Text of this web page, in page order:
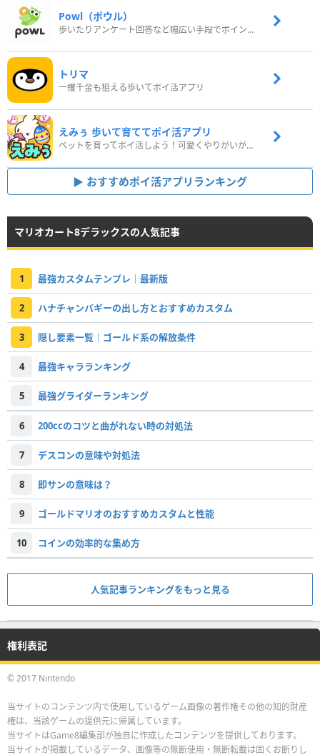
Powl（ポウル）
歩いたりアンケート回答など幅広い手段でポイントをゲット
トリマ
一攫千金も狙える歩いてポイ活アプリ
えみぅ 歩いて育ててポイ活アプリ
ペットを育ってポイ活しよう！可愛くやりがいがある新感覚アプリ
おすすめポイ活アプリランキング
マリオカート8デラックスの人気記事
1 最強カスタムテンプレ｜最新版
2 ハナチャンバギーの出し方とおすすめカスタム
3 隠し要素一覧｜ゴールド系の解放条件
4 最強キャラランキング
5 最強グライダーランキング
6 200ccのコツと曲がれない時の対処法
7 デスコンの意味や対処法
8 即サンの意味は？
9 ゴールドマリオのおすすめカスタムと性能
10 コインの効率的な集め方
人気記事ランキングをもっと見る
権利表記
© 2017 Nintendo
当サイトのコンテンツ内で使用しているゲーム画像の著作権その他の知的財産
権は、当該ゲームの提供元に帰属しています。
当サイトはGame8編集部が独自に作成したコンテンツを提供しております。
当サイトが掲載しているデータ、画像等の無断使用・無断転載は固くお断りし